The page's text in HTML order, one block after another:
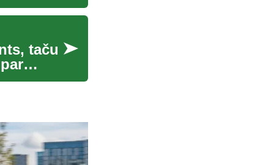
taču